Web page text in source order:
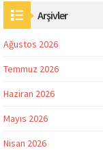
Arşivler
Ağustos 2026
Temmuz 2026
Haziran 2026
Mayıs 2026
Nisan 2026